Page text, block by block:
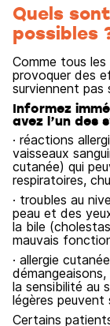
Quels
possibles
Comme tous
provoquer des
surviennent
Informez
avez l’un des
· réactions
vaisseaux
cutanée) qui
respiratoires,
· troubles au
peau et des
la bile
mauvais
· allergie
la sensibilité au
légères peuvent
Certains